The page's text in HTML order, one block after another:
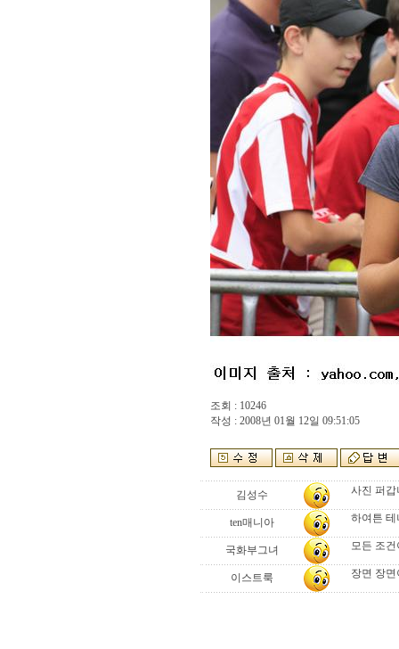
조회 : 10246
작성 : 2008년 01월 12일 09:51:05
김성수 사진 퍼
ten매니아 하여튼 테
국화부그녀 모든 조
이스트룩 장면 장